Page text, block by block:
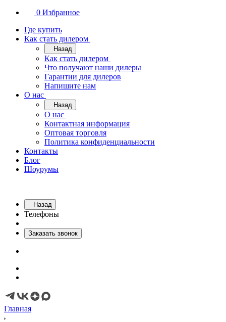
0 Избранное
Где купить
Как стать дилером
Назад
Как стать дилером
Что получают наши дилеры
Гарантии для дилеров
Напишите нам
О нас
Назад
О нас
Контактная информация
Оптовая торговля
Политика конфиденциальности
Контакты
Блог
Шоурумы
Назад
Телефоны
Заказать звонок
Главная